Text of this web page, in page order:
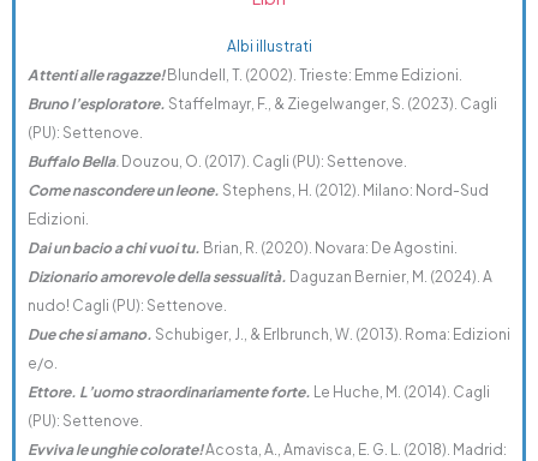
Albi illustrati
Attenti alle ragazze!Blundell, T. (2002). Trieste: Emme Edizioni.
Bruno l’esploratore. Staffelmayr, F., & Ziegelwanger, S. (2023). Cagli
(PU): Settenove.
Buffalo Bella. Douzou, O. (2017). Cagli (PU): Settenove.
Come nascondere un leone. Stephens, H. (2012). Milano: Nord-Sud
Edizioni.
Dai un bacio a chi vuoi tu. Brian, R. (2020). Novara: De Agostini.
Dizionario amorevole della sessualità. Daguzan Bernier, M. (2024). A
nudo! Cagli (PU): Settenove.
Due che si amano. Schubiger, J., & Erlbrunch, W. (2013). Roma: Edizioni
e/o.
Ettore. L’uomo straordinariamente forte. Le Huche, M. (2014). Cagli
(PU): Settenove.
Evviva le unghie colorate!Acosta, A., Amavisca, E. G. L. (2018). Madrid: